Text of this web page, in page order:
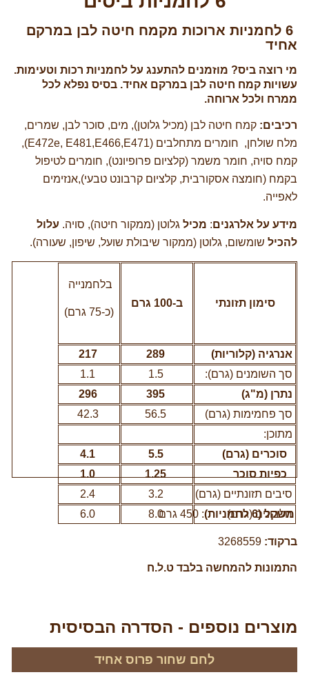
6 לחמניות ארוכות מקמח חיטה לבן במרקם
רוצה ביס? מוזמנים להתענג על לחמניות רכות וטעימות.
קמח חיטה לבן במרקם אחיד. בסיס נפלא לכל
ולכל ארוחה.
קמח חיטה לבן (מכיל גלוטן), מים, סוכר לבן, שמרים,
מלח שולחן, חומרים מתחלבים (E472e, E481,E466,E471),
סויה, חומר משמר (קלציום פרופיונט), חומרים לטיפול
(חומצה אסקורבית, קלציום קרבונט טבעי),אנזימים
על אלרגנים:מכילגלוטן (ממקור חיטה), סויה.עלול
שומשום, גלוטן (ממקור שיבולת שועל, שיפון, שעורה).
סימון תזונתי
בלחמנייה
אנרגיה (קלוריות) 289
217
סך השומנים (גרם):
1.5
נתרן (מ"ג)
395
296
סך פחמימות (גרם)
56.5
42.3
מתוכן:
סוכרים (גרם)
5.5
כפיות סוכר
1.25
סיבים תזונתיים (גרם)
חלבונים (גרם)
8.0 (6 לחמניות) : 450 גרם
3268559
להמחשה בלבד ט.ל.ח
נוספים - הסדרה הבסיסית
לחם שחור פרוס אחיד